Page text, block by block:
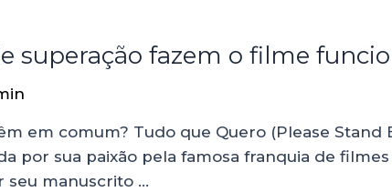
superação fazem o filme
em comum? Tudo que Quero (Please Stand
por sua paixão pela famosa franquia de
seu manuscrito …